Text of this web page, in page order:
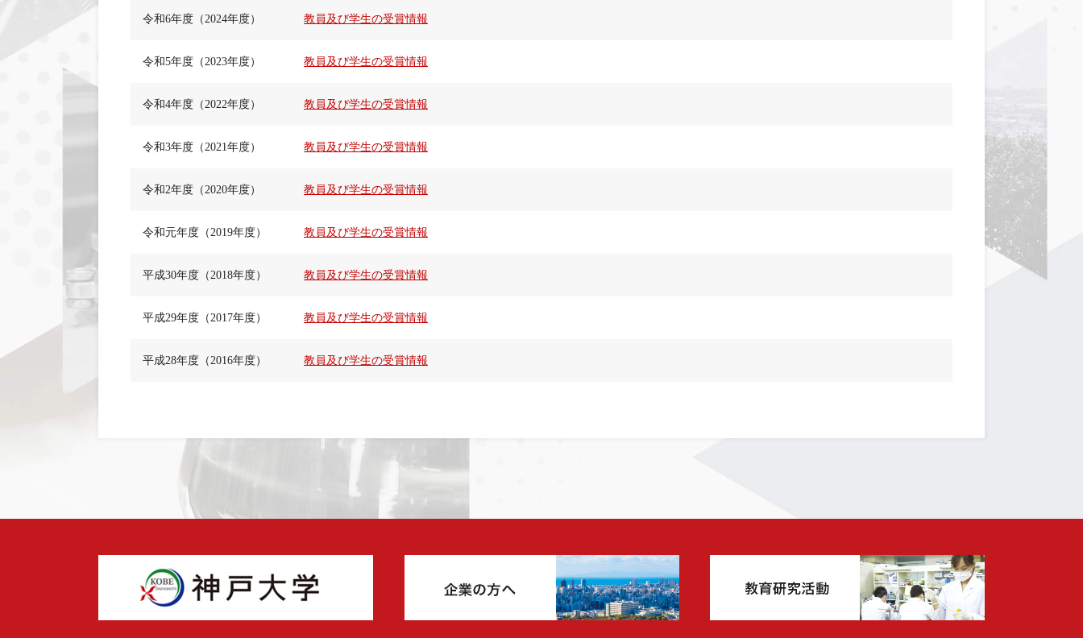
令和6年度（2024年度） 教員及び学生の受賞情報
令和5年度（2023年度） 教員及び学生の受賞情報
令和4年度（2022年度） 教員及び学生の受賞情報
令和3年度（2021年度） 教員及び学生の受賞情報
令和2年度（2020年度） 教員及び学生の受賞情報
令和元年度（2019年度） 教員及び学生の受賞情報
平成30年度（2018年度） 教員及び学生の受賞情報
平成29年度（2017年度） 教員及び学生の受賞情報
平成28年度（2016年度） 教員及び学生の受賞情報